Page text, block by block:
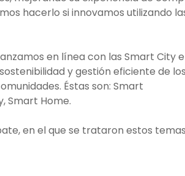
hacerlo si innovamos utilizando
en línea con las Smart City e
y gestión eficiente de los
Éstas son: Smart
Smart Home.
en el que se trataron estos